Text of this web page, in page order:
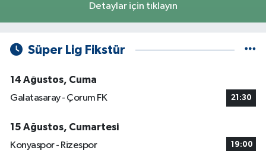
Detaylar için tıklayın
Süper Lig Fikstür
14 Ağustos, Cuma
Galatasaray - Çorum FK
21:30
15 Ağustos, Cumartesi
Konyaspor - Rizespor
19:00